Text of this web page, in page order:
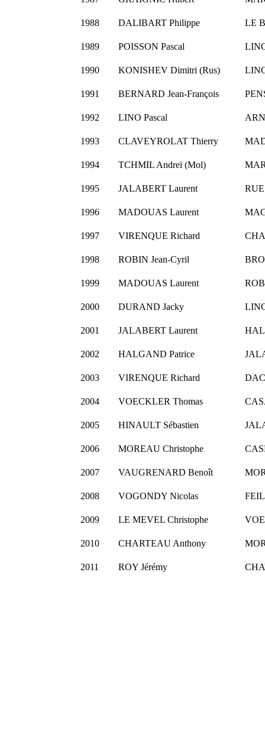
1988 DALIBART Philippe LE
1989 POISSON Pascal
1990 KONISHEV Dimitri (Rus)
1991 BERNARD Jean-François
1992 LINO Pascal
1993 CLAVEYROLAT Thierry
1994 TCHMIL Andreï (Mol)
1995 JALABERT Laurent
1996 MADOUAS Laurent
1997 VIRENQUE Richard
1998 ROBIN Jean-Cyril
1999 MADOUAS Laurent
2000 DURAND Jacky
2001 JALABERT Laurent
2002 HALGAND Patrice
2003 VIRENQUE Richard
2004 VOECKLER Thomas
2005 HINAULT Sébastien
2006 MOREAU Christophe
2007 VAUGRENARD Benoît
2008 VOGONDY Nicolas
2009 LE MEVEL Christophe
2010 CHARTEAU Anthony
2011 ROY Jérémy